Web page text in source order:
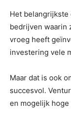
Het
bedrijven waarin
vroeg heeft
investering vele
Maar dat is ook
succesvol.
en mogelijk